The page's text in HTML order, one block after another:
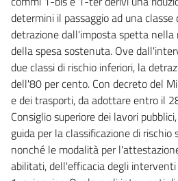
determini il passaggio ad una classe
detrazione dall'imposta spetta
della spesa sostenuta. Ove
due classi di rischio inferiori, la
dell'80 per cento. Con decreto del
e dei trasporti, da adottare entro il
Consiglio superiore dei lavori
guida per la classificazione di
nonché le modalità per
abilitati, dell'efficacia degli